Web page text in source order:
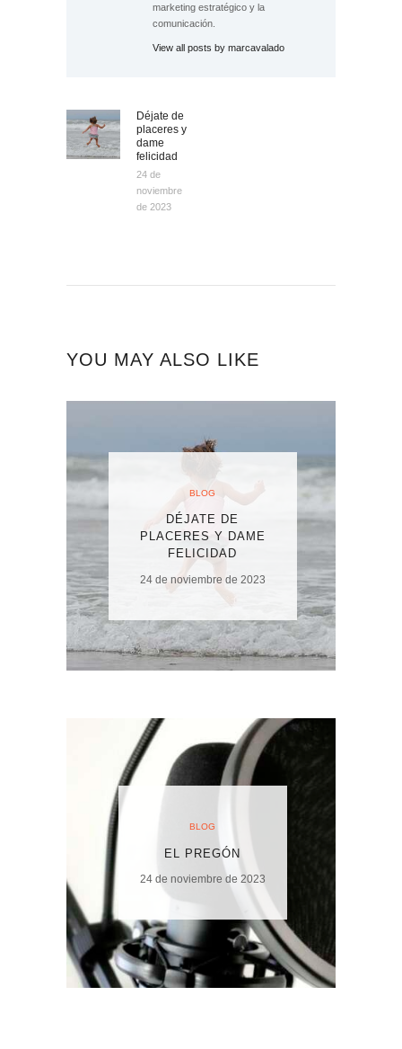
marketing estratégico y la
comunicación.
View all posts by marcavalado
NAVEGACIÓN DE ENTRADAS
Previous
post:
Déjate de
placeres y
dame
felicidad
24 de
noviembre
de 2023
YOU MAY ALSO LIKE
BLOG
DÉJATE DE
PLACERES Y DAME
FELICIDAD
24 de noviembre de 2023
BLOG
EL PREGÓN
24 de noviembre de 2023